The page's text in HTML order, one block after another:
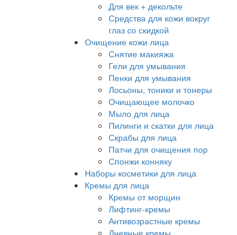
Для век + декольте
Средства для кожи вокруг
глаз со скидкой
Очищение кожи лица
Снятие макияжа
Гели для умывания
Пенки для умывания
Лосьоны, тоники и тонеры
Очищающее молочко
Мыло для лица
Пилинги и скатки для лица
Скрабы для лица
Патчи для очищения пор
Спонжи конняку
Наборы косметики для лица
Кремы для лица
Кремы от морщин
Лифтинг-кремы
Антивозрастные кремы
Дневные кремы